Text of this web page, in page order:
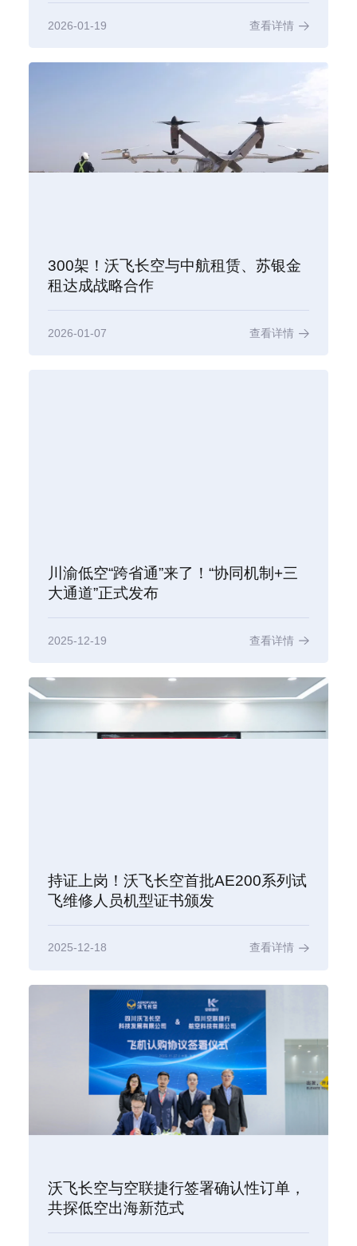
2026-01-19 查看详情
300架！沃飞长空与中航租赁、苏银金
租达成战略合作
2026-01-07 查看详情
川渝低空“跨省通”来了！“协同机制+三
大通道”正式发布
2025-12-19 查看详情
持证上岗！沃飞长空首批AE200系列试
飞维修人员机型证书颁发
2025-12-18 查看详情
沃飞长空与空联捷行签署确认性订单，
共探低空出海新范式